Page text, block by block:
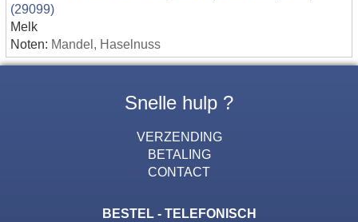
(29099)
Melk
Noten: Mandel, Haselnuss
Snelle hulp ?
VERZENDING
BETALING
CONTACT
BESTEL - TELEFONISCH